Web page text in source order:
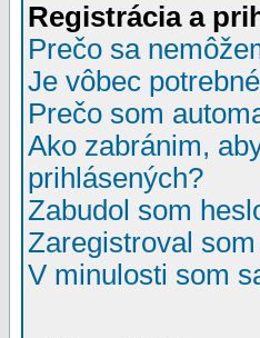
Registrácia a
Prečo sa
Je vôbec
Prečo som
Ako zabránim,
prihlásených?
Zabudol som
Zaregistroval
V minulosti som